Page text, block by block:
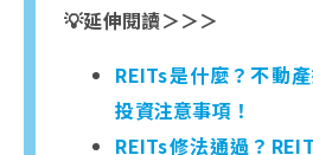
💡延伸閱讀＞＞＞
REITs是什麼？不動
投資注意事項！
REITs修法通過？